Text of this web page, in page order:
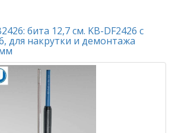
бита 12,7 см. KB-DF2426 с
для накрутки и демонтажа